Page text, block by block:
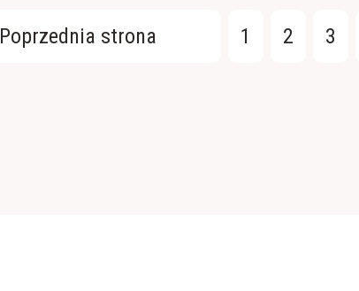
Poprzednia strona 1 2 3